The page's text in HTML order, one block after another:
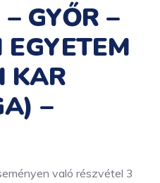
GYŐR –
KAR
–
való részvétel 3